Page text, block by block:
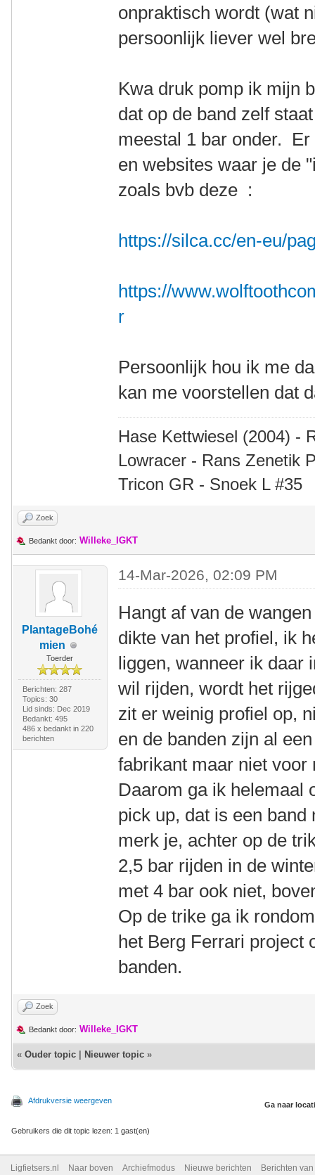
onpraktisch wordt (wat
persoonlijk liever wel
Kwa druk pomp ik mijn
dat op de band zelf
meestal 1 bar onder.
en websites waar je de
zoals bvb deze :
https://silca.cc/en-eu/
https://
r
Persoonlijk hou ik me
kan me voorstellen dat
Hase Kettwiesel (2004) -
Lowracer - Rans Zenetik
Tricon GR - Snoek L #35
Zoek
Bedankt door: Willeke_IGKT
PlantageBohé
mien
Toerder
Berichten: 287
Topics: 30
Lid sinds: Dec 2019
Bedankt: 495
486 x bedankt in 220
berichten
14-Mar-2026, 02:09 PM
Hangt af van de
dikte van het profiel, ik
liggen, wanneer ik daar
wil rijden, wordt het
zit er weinig profiel op,
en de banden zijn al
fabrikant maar niet voor
Daarom ga ik helemaal
pick up, dat is een
merk je, achter op de
2,5 bar rijden in de
met 4 bar ook niet,
Op de trike ga ik
het Berg Ferrari project
banden.
Zoek
Bedankt door: Willeke_IGKT
« Ouder topic Nieuwer topic »
Afdrukversie weergeven Ga naar
Gebruikers die dit topic lezen: 1 gast(en)
Ligfietsers.nl Naar boven Archiefmodus Nieuwe berichten Berichten